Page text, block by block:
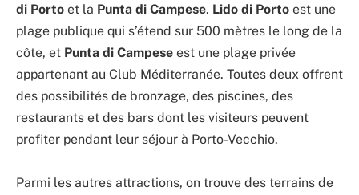
di Porto et la Punta di Campese. Lido di Porto est une
plage publique qui s’étend sur 500 mètres le long de la
côte, et Punta di Campese est une plage privée
appartenant au Club Méditerranée. Toutes deux offrent
des possibilités de bronzage, des piscines, des
restaurants et des bars dont les visiteurs peuvent
profiter pendant leur séjour à Porto-Vecchio.
Parmi les autres attractions, on trouve des terrains de